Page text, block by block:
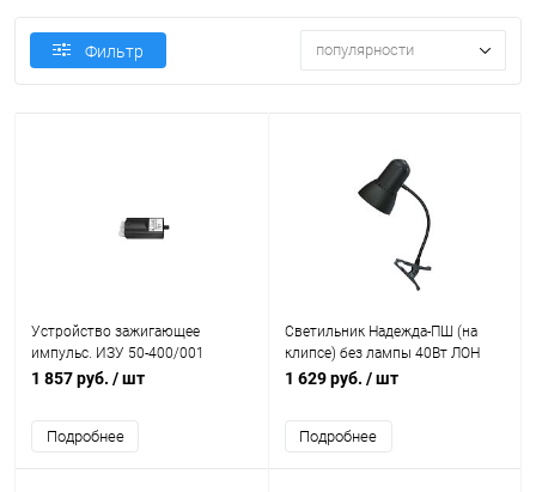
Фильтр популярности
Устройство зажигающее
импульс. ИЗУ 50-400/001
Трансвит 196 (1шт)
1 857 руб. / шт
Подробнее
Светильник Надежда-ПШ (на
клипсе) без лампы 40Вт ЛОН
E27 черн. Трансвит 210
1 629 руб. / шт
Подробнее